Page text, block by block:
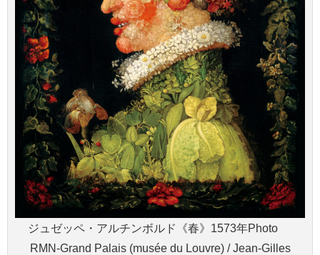
ジュゼッペ・アルチンボルド《春》1573年Photo ©
RMN-Grand Palais (musée du Louvre) / Jean-Gilles